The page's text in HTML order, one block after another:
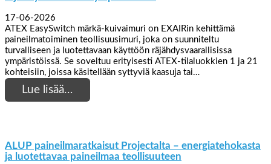
17-06-2026
ATEX EasySwitch märkä-kuivaimuri on EXAIRin kehittämä
paineilmatoiminen teollisuusimuri, joka on suunniteltu
turvalliseen ja luotettavaan käyttöön räjähdysvaarallisissa
ympäristöissä. Se soveltuu erityisesti ATEX-tilaluokkien 1 ja 21
kohteisiin, joissa käsitellään syttyviä kaasuja tai…
Lue lisää…
ALUP paineilmaratkaisut Projectalta – energiatehokasta
ja luotettavaa paineilmaa teollisuuteen